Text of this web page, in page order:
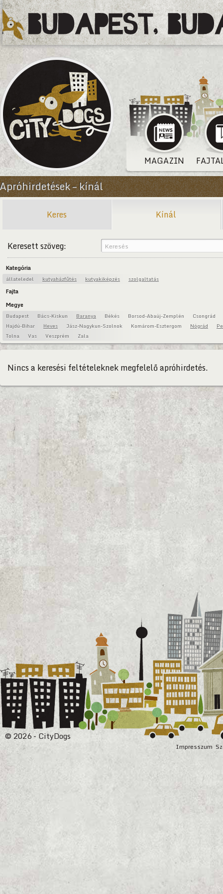
MAGAZIN
Apróhirdetések – kínál
Keres Kínál
Keresett szöveg:
Kategória
állateledel kutyaházfűtés kutyakiképzés szolgaltatás
Fajta
Megye
Budapest Bács-Kiskun Baranya Békés Borsod-Abaúj-Zemplén
Csongrád
Hajdú-Bihar
Heves Jász-Nagykun-Szolnok Komárom-Esztergom Nógrád
Tolna
Vas Veszprém Zala
Nincs a keresési feltételeknek megfelelő apróhirdetés.
Impresszum
© 2026 - CityDogs